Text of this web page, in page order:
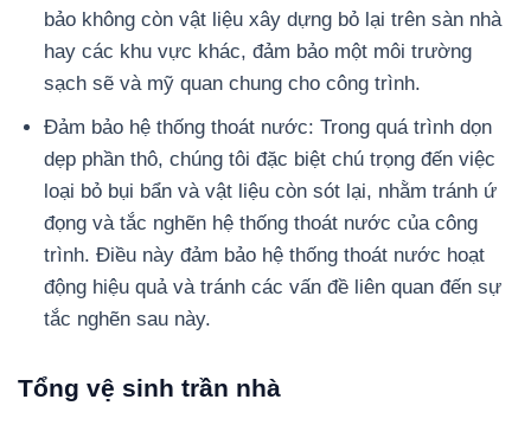
bảo không còn vật liệu xây dựng bỏ lại trên sàn nhà
hay các khu vực khác, đảm bảo một môi trường
sạch sẽ và mỹ quan chung cho công trình.
Đảm bảo hệ thống thoát nước: Trong quá trình dọn
dẹp phần thô, chúng tôi đặc biệt chú trọng đến việc
loại bỏ bụi bẩn và vật liệu còn sót lại, nhằm tránh ứ
đọng và tắc nghẽn hệ thống thoát nước của công
trình. Điều này đảm bảo hệ thống thoát nước hoạt
động hiệu quả và tránh các vấn đề liên quan đến sự
tắc nghẽn sau này.
Tổng vệ sinh trần nhà